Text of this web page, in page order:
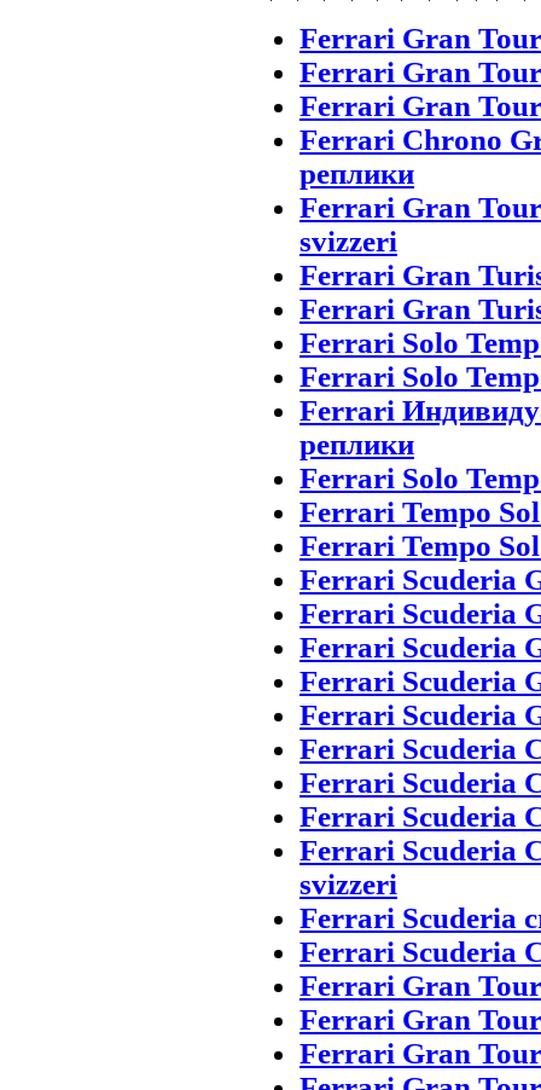
Ferrari Gran
Ferrari Gran
Ferrari Gran
Ferrari Chrono
реплики
Ferrari Gran
svizzeri
Ferrari Gran
Ferrari Gran
Ferrari Solo
Ferrari Solo
Ferrari
реплики
Ferrari Solo
Ferrari Tempo
Ferrari Tempo
Ferrari Scuderia
Ferrari Scuderia
Ferrari Scuderia
Ferrari Scuderia
Ferrari Scuderia
Ferrari Scuderia
Ferrari Scuderia
Ferrari Scuderia
Ferrari Scuderia
svizzeri
Ferrari Scuderia
Ferrari Scuderia
Ferrari Gran
Ferrari Gran
Ferrari Gran